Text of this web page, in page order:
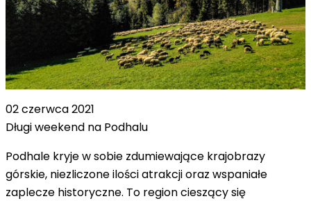
02 czerwca 2021
Długi weekend na Podhalu
Podhale kryje w sobie zdumiewające krajobrazy
górskie, niezliczone ilości atrakcji oraz wspaniałe
zaplecze historyczne. To region cieszący się